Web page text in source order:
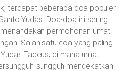
terdapat beberapa doa populer
Yudas. Doa-doa ini sering
permohonan umat
Salah satu doa yang paling
Tadeus, di mana umat
sungguh mendekatkan